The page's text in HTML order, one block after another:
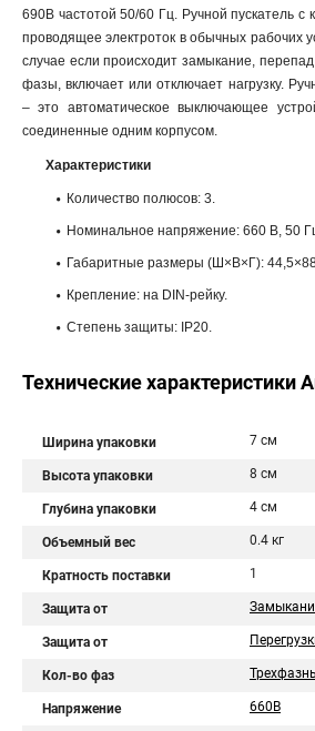
690В частотой 50/60 Гц. Ручной пускатель с
проводящее электроток в обычных рабочих
случае если происходит замыкание,
фазы, включает или отключает нагрузку.
– это автоматическое выключающее
соединенные одним корпусом.
Характеристики
Количество полюсов: 3.
Номинальное напряжение: 660 В, 50
Габаритные размеры (Ш×В×Г):
Крепление: на DIN-рейку.
Степень защиты: IP20.
Технические характеристики
Ширина упаковки 7 см
Высота упаковки 8 см
Глубина упаковки 4 см
Объемный вес 0.4 кг
Кратность поставки 1
Защита от
Защита от
Кол-во фаз
Напряжение 660В